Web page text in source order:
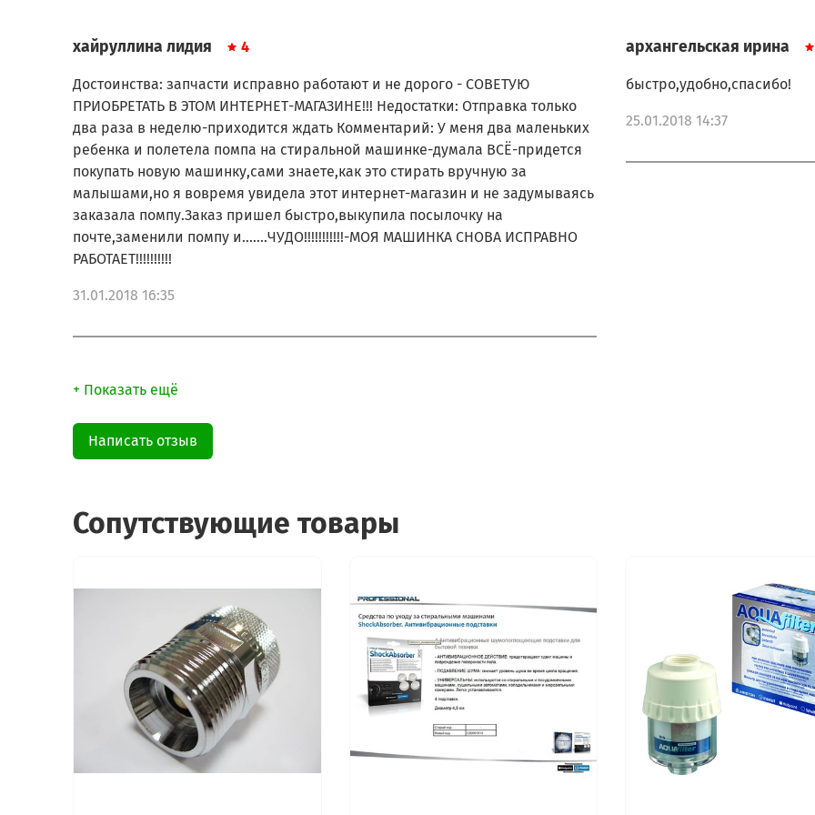
хайруллина лидия 4
Достоинства: запчасти исправно работают и не дорого - СОВЕТУЮ
ПРИОБРЕТАТЬ В ЭТОМ ИНТЕРНЕТ-МАГАЗИНЕ!!! Недостатки: Отправка только
два раза в неделю-приходится ждать Комментарий: У меня два маленьких
ребенка и полетела помпа на стиральной машинке-думала ВСЁ-придется
покупать новую машинку,сами знаете,как это стирать вручную за
малышами,но я вовремя увидела этот интернет-магазин и не задумываясь
заказала помпу.Заказ пришел быстро,выкупила посылочку на
почте,заменили помпу и.......ЧУДО!!!!!!!!!!!-МОЯ МАШИНКА СНОВА ИСПРАВНО
РАБОТАЕТ!!!!!!!!!!
31.01.2018 16:35
архангельская ирина
быстро,удобно,спасибо!
25.01.2018 14:37
+ Показать ещё
Написать отзыв
Сопутствующие товары